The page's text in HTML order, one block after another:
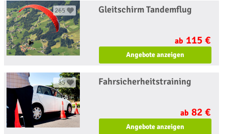
265 Gleitschirm Tandemflug
ab 115 €
Angebote anzeigen
85 Fahrsicherheitstraining
ab 82 €
Angebote anzeigen